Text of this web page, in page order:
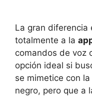
La gran diferencia
totalmente a la
comandos de voz
opción ideal si
se mimetice con
negro, pero que a